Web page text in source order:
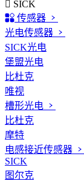
SICK
传感器
光电传感器
SICK光电
堡盟光电
比杜克
唯视
槽形光电
比杜克
摩特
电感接近传感器
SICK
图尔克